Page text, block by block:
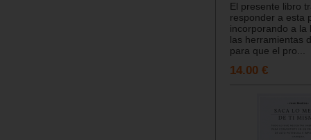
El presente libro
responder a esta
incorporando a la
las herramientas
para que el pro...
14.00 €